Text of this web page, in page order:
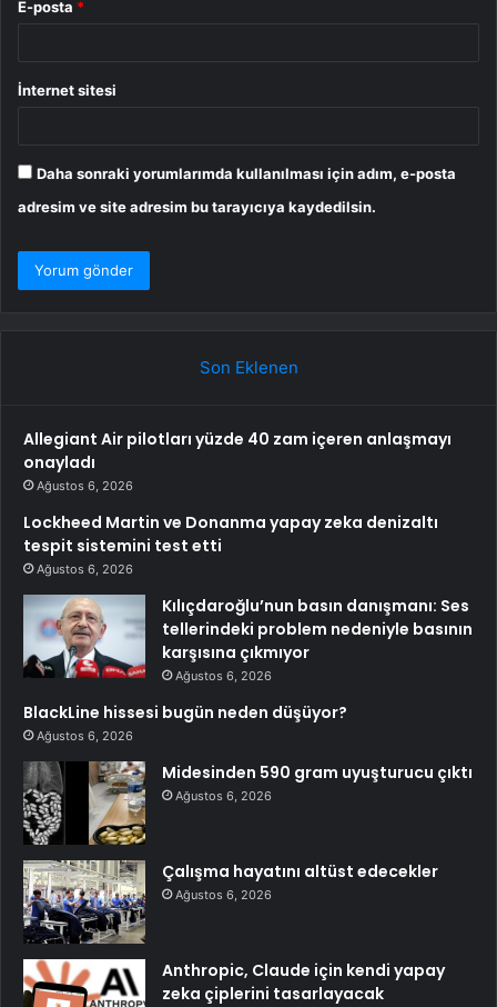
E-posta *
İnternet sitesi
Daha sonraki yorumlarımda kullanılması için adım, e-posta
adresim ve site adresim bu tarayıcıya kaydedilsin.
Son Eklenen
Allegiant Air pilotları yüzde 40 zam içeren anlaşmayı
onayladı
Ağustos 6, 2026
Lockheed Martin ve Donanma yapay zeka denizaltı
tespit sistemini test etti
Ağustos 6, 2026
Kılıçdaroğlu’nun basın danışmanı: Ses
tellerindeki problem nedeniyle basının
karşısına çıkmıyor
Ağustos 6, 2026
BlackLine hissesi bugün neden düşüyor?
Ağustos 6, 2026
Midesinden 590 gram uyuşturucu çıktı
Ağustos 6, 2026
Çalışma hayatını altüst edecekler
Ağustos 6, 2026
Anthropic, Claude için kendi yapay
zeka çiplerini tasarlayacak